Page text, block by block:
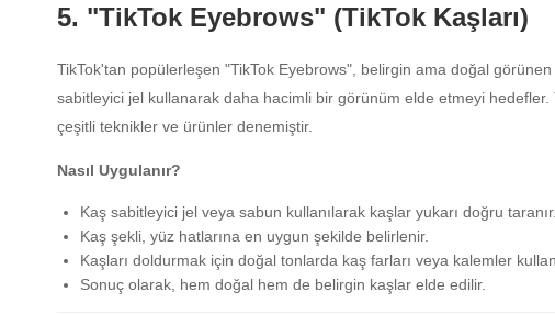
5. "TikTok Eyebrows" (TikTok Kaşları)
TikTok'tan popülerleşen "TikTok Eyebrows", belirgin ama doğal
sabitleyici jel kullanarak daha hacimli bir görünüm elde etmeyi hedefler.
çeşitli teknikler ve ürünler denemiştir.
Nasıl Uygulanır?
Kaş sabitleyici jel veya sabun kullanılarak kaşlar yukarı doğru taranır.
Kaş şekli, yüz hatlarına en uygun şekilde belirlenir.
Kaşları doldurmak için doğal tonlarda kaş farları veya kalemler
Sonuç olarak, hem doğal hem de belirgin kaşlar elde edilir.